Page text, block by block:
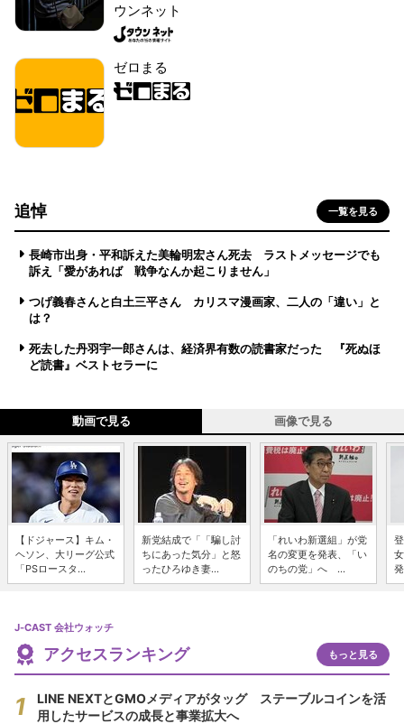
ウンネット
ゼロまる
追悼 一覧を見る
長崎市出身・平和訴えた美輪明宏さん死去 ラストメッセージでも
訴え「愛があれば 戦争なんか起こりません」
つげ義春さんと白土三平さん カリスマ漫画家、二人の「違い」と
は？
死去した丹羽宇一郎さんは、経済界有数の読書家だった 『死ぬほ
ど読書』ベストセラーに
動画で見る 画像で見る
【ドジャース】キム・
ヘソン、大リーグ公式
「PSロースタ...
新党結成で「「騙し討
ちにあった気分」と怒
ったひろゆき妻...
「れいわ新選組」が党
名の変更を発表、「い
のちの党」へ ...
J-CAST 会社ウォッチ
アクセスランキング もっと見る
LINE NEXTとGMOメディアがタッグ ステーブルコインを活
用したサービスの成長と事業拡大へ